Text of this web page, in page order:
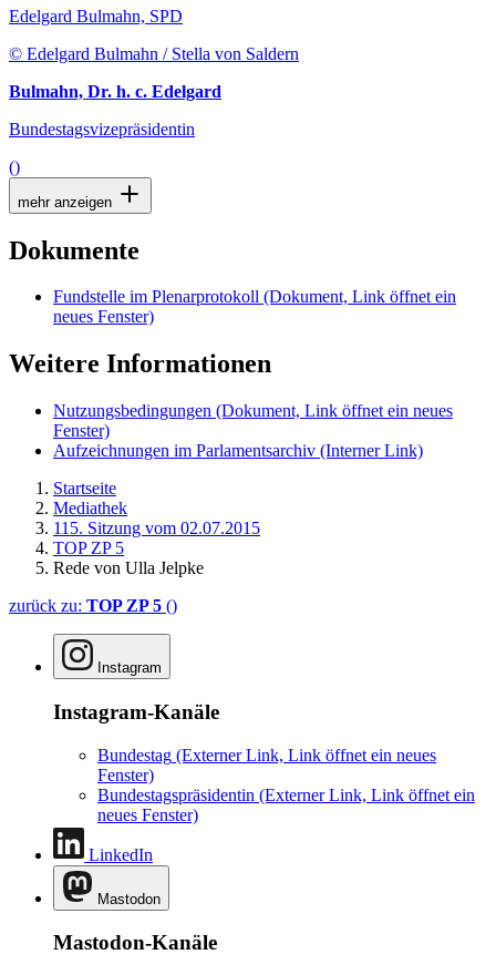
Edelgard Bulmahn, SPD
© Edelgard Bulmahn / Stella von Saldern
Bulmahn, Dr. h. c. Edelgard
Bundestagsvizepräsidentin
()
mehr anzeigen
Dokumente
Fundstelle im Plenarprotokoll (Dokument, Link öffnet ein
neues Fenster)
Weitere Informationen
Nutzungsbedingungen (Dokument, Link öffnet ein neues
Fenster)
Aufzeichnungen im Parlamentsarchiv (Interner Link)
Startseite
Mediathek
115. Sitzung vom 02.07.2015
TOP ZP 5
Rede von Ulla Jelpke
zurück zu: TOP ZP 5 ()
Instagram
Instagram-Kanäle
Bundestag (Externer Link, Link öffnet ein neues
Fenster)
Bundestagspräsidentin (Externer Link, Link öffnet ein
neues Fenster)
LinkedIn
Mastodon
Mastodon-Kanäle